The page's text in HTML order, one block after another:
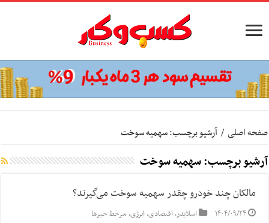
صفحه اصلی / آرشیو برچسب: سهمیه سوخت
آرشیو برچسب:سهمیه سوخت
مالکان چند خودرو چقدر سهمیه سوخت می‌گیرند؟
۱۴۰۴/۰۹/۲۴ اسلایدر,اقتصادی,انرژی,سرخط خبرها